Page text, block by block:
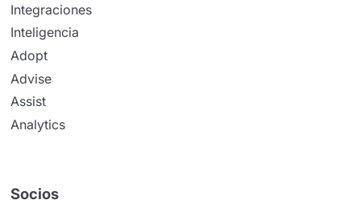
Integraciones
Inteligencia
Adopt
Advise
Assist
Analytics
Socios